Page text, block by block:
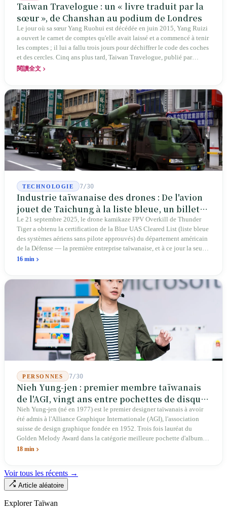
Taiwan Travelogue : un « livre traduit par la
sœur », de Chanshan au podium de Londres
Le jour où sa sœur Yang Ruohui est décédée en juin 2015, Yang Ruizi
a ouvert le carnet de comptes qu'elle avait laissé et a commencé à tenir
les comptes ; il lui a fallu trois jours pour déchiffrer le code des coches
et des cercles. Cinq ans plus tard, Taiwan Travelogue, publié par
Chanshan, portait la mention « par Chihako Aoyama, traduit par Yang
traduit un livre inexistant sous le nom de sa sœur.
閱讀全文
TECHNOLOGIE 7/30
Industrie taïwanaise des drones : De l'avion
jouet de Taichung à la liste bleue, un billet
d'entrée pour Thunder Tiger
Le 21 septembre 2025, le drone kamikaze FPV Overkill de Thunder
Tiger a obtenu la certification de la Blue UAS Cleared List (liste bleue
des systèmes aériens sans pilote approuvés) du département américain
de la Défense — la première entreprise taïwanaise, et à ce jour la seule.
Sur les 39 plateformes de drones finis et les 165 composants de cette
Act pour établir un passage prioritaire pour les fabricants taïwanais ; la
simple existence de ce projet de loi révèle une réalité : Taïwan avance
trop lentement, au point que les États-Unis doivent légiférer pour
abaisser les barrières. Une entreprise qui fabrique des avions
télécommandés depuis 46 ans à Taichung prévoit de construire sa
deuxième usine dans l'Ohio.
16 min
PERSONNES 7/30
Nieh Yung-jen : premier membre taïwanais
de l'AGI, vingt ans entre pochettes de disques
et systèmes d'identité nationale
Nieh Yung-jen (né en 1977) est le premier designer taïwanais à avoir
été admis à l'Alliance Graphique Internationale (AGI), l'association
suisse de design graphique fondée en 1952. Trois fois lauréat du
Golden Melody Award dans la catégorie meilleure pochette d'album, il
a conçu des couvertures pour la musique pop (Jonathan Lee, Yoga Lin,
York Times à l'aube du Mouvement du Tournesol en 2014, campagne
« Taiwan Can Help » contre Tedros en 2020 ayant récolté dix millions
Up Taiwan » pour la campagne présidentielle de Tsai Ing-wen en 2016
18 min
Voir tous les récents →
Article aléatoire
Explorer Taïwan